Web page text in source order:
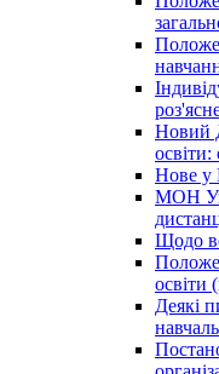
Новий
Нове у
МОН
Щодо
освіти
Деякі